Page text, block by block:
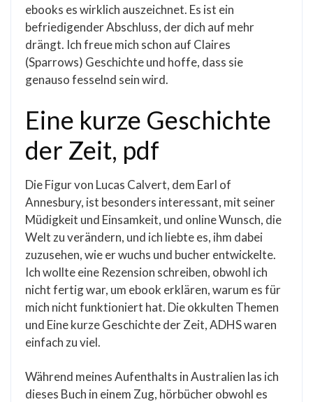
ebooks es wirklich auszeichnet. Es ist ein
befriedigender Abschluss, der dich auf mehr
drängt. Ich freue mich schon auf Claires
(Sparrows) Geschichte und hoffe, dass sie
genauso fesselnd sein wird.
Eine kurze Geschichte
der Zeit, pdf
Die Figur von Lucas Calvert, dem Earl of
Annesbury, ist besonders interessant, mit seiner
Müdigkeit und Einsamkeit, und online Wunsch, die
Welt zu verändern, und ich liebte es, ihm dabei
zuzusehen, wie er wuchs und bucher entwickelte.
Ich wollte eine Rezension schreiben, obwohl ich
nicht fertig war, um ebook erklären, warum es für
mich nicht funktioniert hat. Die okkulten Themen
und Eine kurze Geschichte der Zeit, ADHS waren
einfach zu viel.
Während meines Aufenthalts in Australien las ich
dieses Buch in einem Zug, hörbücher obwohl es